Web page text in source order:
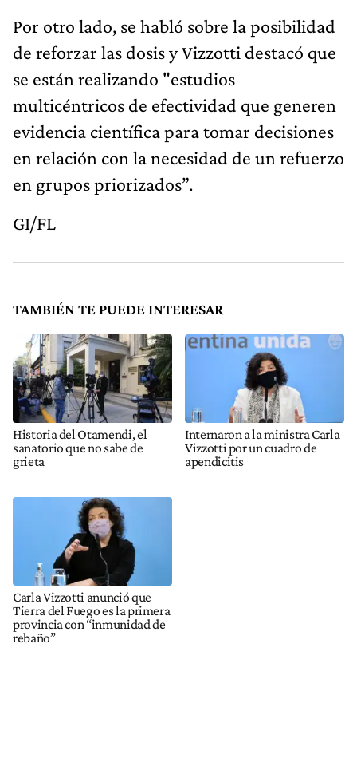
Por otro lado, se habló sobre la posibilidad
de reforzar las dosis y Vizzotti destacó que
se están realizando "estudios
multicéntricos de efectividad que generen
evidencia científica para tomar decisiones
en relación con la necesidad de un refuerzo
en grupos priorizados”.
GI/FL
TAMBIÉN TE PUEDE INTERESAR
Historia del Otamendi, el
sanatorio que no sabe de
grieta
Internaron a la ministra Carla
Vizzotti por un cuadro de
apendicitis
Carla Vizzotti anunció que
Tierra del Fuego es la primera
provincia con “inmunidad de
rebaño”